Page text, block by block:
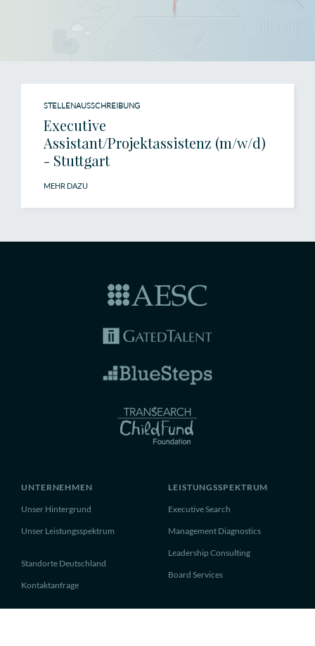
STELLENAUSSCHREIBUNG
Executive
Assistant/Projektassistenz (m/w/d)
- Stuttgart
MEHR DAZU
UNTERNEHMEN
Unser Hintergrund
Unser Leistungsspektrum
Standorte Deutschland
Kontaktanfrage
LEISTUNGSSPEKTRUM
Executive Search
Management Diagnostics
Leadership Consulting
Board Services